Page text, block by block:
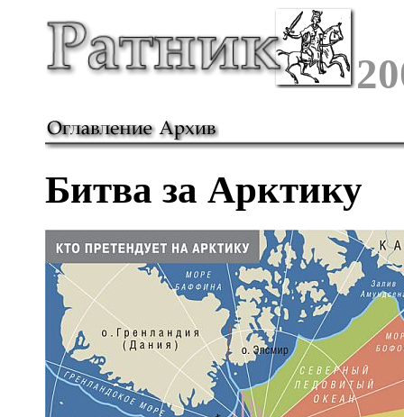
Битва за Арктику